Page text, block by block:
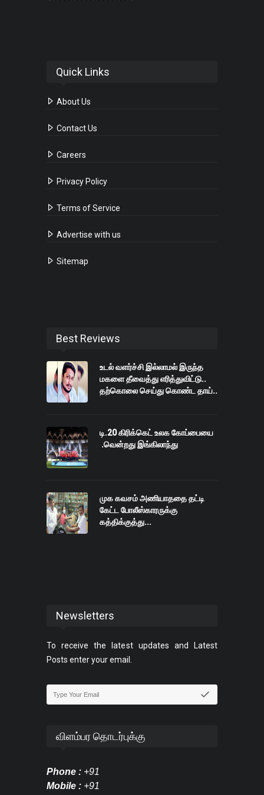
Quick Links
About Us
Contact Us
Careers
Privacy Policy
Terms of Service
Advertise with us
Sitemap
Best Reviews
உடல் வளர்ச்சி இல்லாமல் இருந்த
மகளை தீவைத்து எரித்துவிட்டு..
தற்கொலை செய்து கொண்ட தாய்..
டி.20 கிரிக்கெட் உலக கோப்பையை
.வென்றது இங்கிலாந்து
முக கவசம் அணியாததை தட்டி
கேட்ட போலீஸ்காரருக்கு
கத்திக்குத்து...
Newsletters
To receive the latest updates and Latest
Posts enter your email.
விளம்பர தொடர்புக்கு
Phone : +91
Mobile : +91